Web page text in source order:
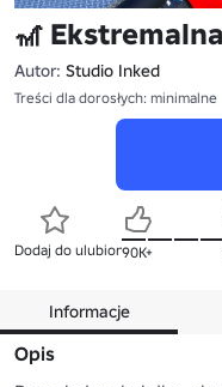
🎢
Autor: Studio Inked
Treści dla dorosłych: minimalne
Dodaj do ulubionych
90K+
Informacje
Opis